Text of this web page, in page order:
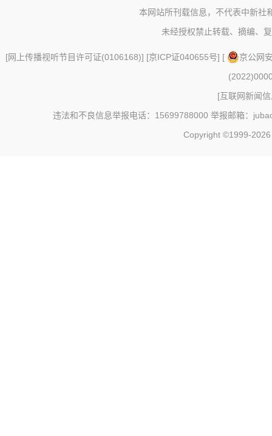
本网站所刊载信息，不代表中新社
未经授权禁止转载、摘编、
[网上传播视听节目许可证(0106168)] [京ICP证040655号] [
京公网
[互联网新闻
违法和不良信息举报电话：15699788000 举报邮箱：
Copyright ©1999-